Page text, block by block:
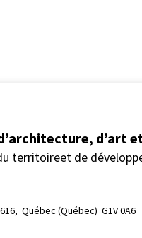
d’art
territoireet de
Québec (Québec)  G1V 0A6